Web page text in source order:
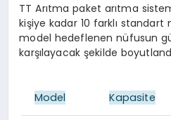
TT Arıtma paket arıtma
kişiye kadar 10 farklı
model hedeflenen nüfusun
karşılayacak şekilde
Model Kapasite